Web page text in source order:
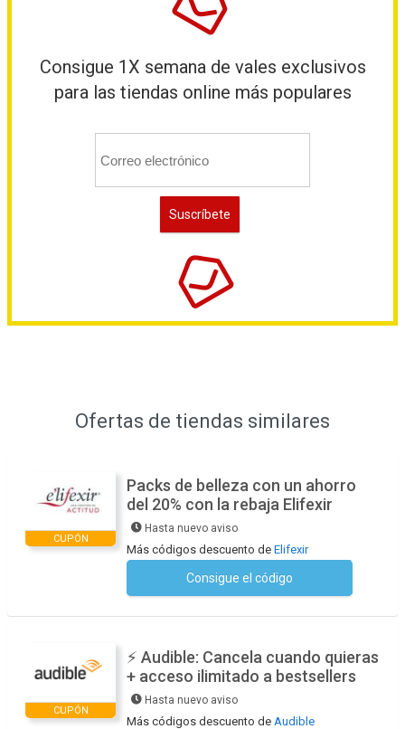
Consigue 1X semana de vales exclusivos
para las tiendas online más populares
Ofertas de tiendas similares
CUPÓN
Packs de belleza con un ahorro
del 20% con la rebaja Elifexir
Hasta nuevo aviso
Más códigos descuento de Elifexir
Consigue el código
CUPÓN
⚡ Audible: Cancela cuando quieras
+ acceso ilimitado a bestsellers
Hasta nuevo aviso
Más códigos descuento de Audible